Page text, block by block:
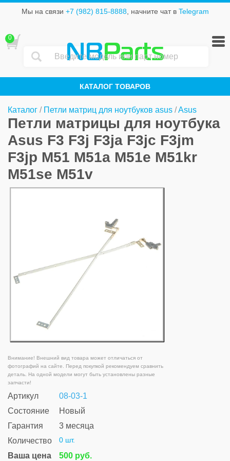
Мы на связи +7 (982) 815-8888, начните чат в Telegram
NBParts
КАТАЛОГ ТОВАРОВ
0
Каталог / Петли матриц для ноутбуков asus /Asus
Петли матрицы для ноутбука
Asus F3 F3j F3ja F3jc F3jm
F3jp M51 M51a M51e M51kr
M51se M51v
Внимание! Внешний вид товара может отличаться от
фотографий на сайте. Перед покупкой рекомендуем сравнить
деталь. На одной модели могут быть установлены разные
запчасти!
Артикул
08-03-1
Состояние
Новый
Гарантия
3 месяца
Количество
0 шт.
Ваша цена 500 руб.